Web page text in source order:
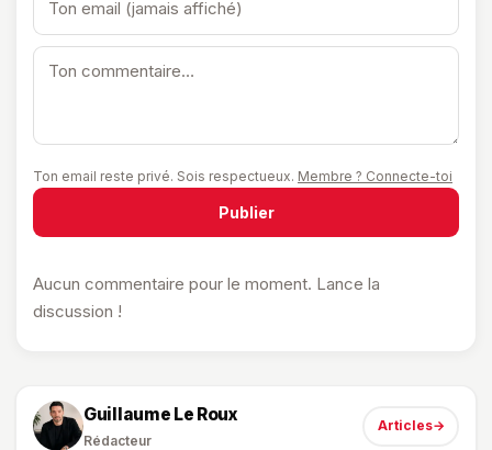
Ton email reste privé. Sois respectueux. Membre ? Connecte-toi
Publier
Aucun commentaire pour le moment. Lance la
discussion !
Guillaume Le Roux
Rédacteur
Articles→